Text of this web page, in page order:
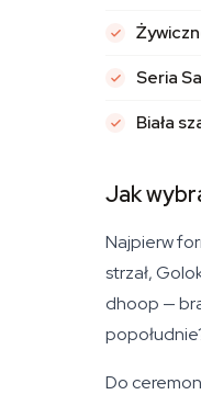
Seria
Biała
Jak
Najpierw
strzał,
dhoop —
Do